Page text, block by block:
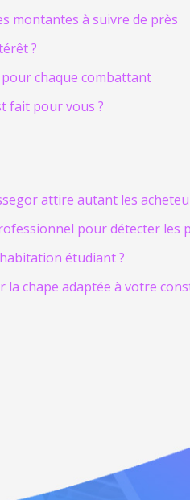
montantes à suivre de près
?
chaque combattant
fait pour vous ?
attire autant les
pour détecter
étudiant ?
la chape adaptée à votre